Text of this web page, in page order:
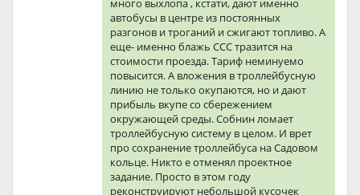
много выхлопа , кстати, дают именно
автобусы в центре из постоянных
разгонов и троганий и сжигают топливо. А
еще- именно блажь CCC тразится на
стоимости проезда. Тариф неминуемо
повысится. А вложения в троллейбусную
линию не только окупаются, но и дают
прибыль вкупе со сбережением
окружающей среды. Собнин ломает
троллейбусную систему в целом. И врет
про сохранение троллейбуса на Садовом
кольце. Никто е отменял проектное
задание. Просто в этом году
реконструируют небольшой кусочек